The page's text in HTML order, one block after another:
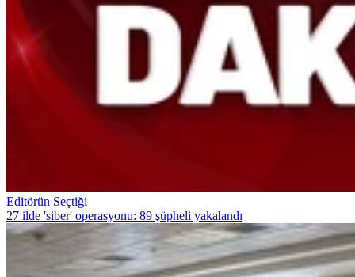
Editörün Seçtiği
27 ilde 'siber' operasyonu: 89 şüpheli yakalandı